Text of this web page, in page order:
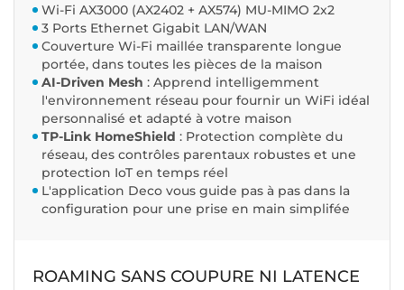
Wi-Fi AX3000 (AX2402 + AX574) MU-MIMO 2x2
3 Ports Ethernet Gigabit LAN/WAN
Couverture Wi-Fi maillée transparente longue
portée, dans toutes les pièces de la maison
AI-Driven Mesh : Apprend intelligemment
l'environnement réseau pour fournir un WiFi idéal
personnalisé et adapté à votre maison
TP-Link HomeShield : Protection complète du
réseau, des contrôles parentaux robustes et une
protection IoT en temps réel
L'application Deco vous guide pas à pas dans la
configuration pour une prise en main simplifée
ROAMING SANS COUPURE NI LATENCE